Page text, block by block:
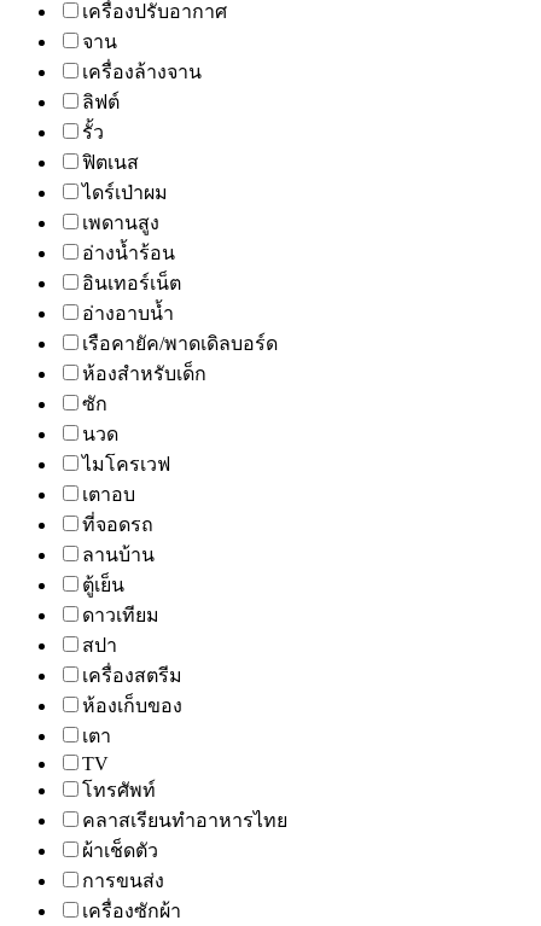
เครื่องปรับอากาศ
จาน
เครื่องล้างจาน
ลิฟต์
รั้ว
ฟิตเนส
ไดร์เป่าผม
เพดานสูง
อ่างน้ำร้อน
อินเทอร์เน็ต
อ่างอาบน้ำ
เรือคายัค/พาดเดิลบอร์ด
ห้องสำหรับเด็ก
ซัก
นวด
ไมโครเวฟ
เตาอบ
ที่จอดรถ
ลานบ้าน
ตู้เย็น
ดาวเทียม
สปา
เครื่องสตรีม
ห้องเก็บของ
เตา
TV
โทรศัพท์
คลาสเรียนทำอาหารไทย
ผ้าเช็ดตัว
การขนส่ง
เครื่องซักผ้า